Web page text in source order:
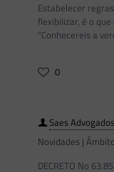
Estabelecer
flexibilizar, é o
“Conhecereis a
0
Saes Advogados
Novidades |
DECRETO No